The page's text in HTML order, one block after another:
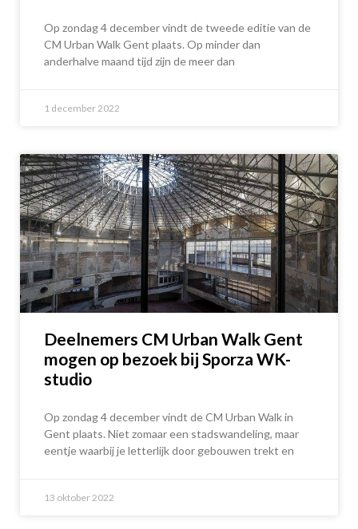
Op zondag 4 december vindt de tweede editie van de
CM Urban Walk Gent plaats. Op minder dan
anderhalve maand tijd zijn de meer dan
1 december 2022
Deelnemers CM Urban Walk Gent
mogen op bezoek bij Sporza WK-
studio
Op zondag 4 december vindt de CM Urban Walk in
Gent plaats. Niet zomaar een stadswandeling, maar
eentje waarbij je letterlijk door gebouwen trekt en
13 oktober 2022